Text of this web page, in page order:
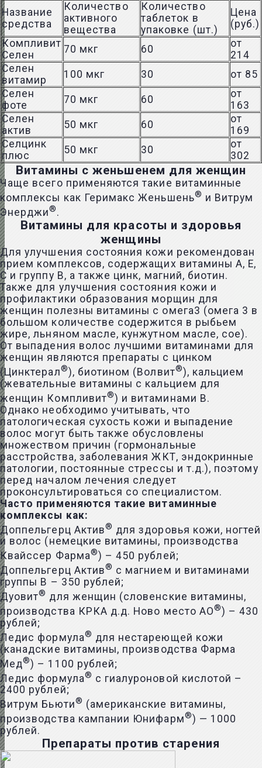
Название
средства
Количество
активного
вещества
Количество
таблеток в
упаковке (шт.)
Цена
(руб.)
Компливит
Селен
70 мкг 60
от
214
Селен
витамир
100 мкг 30
от 85
Селен
фоте
70 мкг 60
от
163
Селен
актив
50 мкг 60
от
169
Селцинк
плюс
50 мкг 30
от
302
Витамины с женьшенем для женщин
Чаще всего применяются такие витаминные
комплексы как Геримакс Женьшень® и Витрум
Энерджи®.
Витамины для красоты и здоровья
женщины
Для улучшения состояния кожи рекомендован
прием комплексов, содержащих витамины А, Е,
С и группу В, а также цинк, магний, биотин.
Также для улучшения состояния кожи и
профилактики образования морщин для
женщин полезны витамины с омега3 (омега 3 в
большом количестве содержится в рыбьем
жире, льняном масле, кунжутном масле, сое).
От выпадения волос лучшими витаминами для
женщин являются препараты с цинком
(Цинктерал®), биотином (Волвит®), кальцием
(жевательные витамины с кальцием для
женщин Компливит®) и витаминами В.
Однако необходимо учитывать, что
патологическая сухость кожи и выпадение
волос могут быть также обусловлены
множеством причин (гормональные
расстройства, заболевания ЖКТ, эндокринные
патологии, постоянные стрессы и т.д.), поэтому
перед началом лечения следует
проконсультироваться со специалистом.
Часто применяются такие витаминные
комплексы как:
Доппельгерц Актив® для здоровья кожи, ногтей
и волос (немецкие витамины, производства
Квайссер Фарма®) – 450 рублей;
Доппельгерц Актив® с магнием и витаминами
группы В – 350 рублей;
Дуовит® для женщин (словенские витамины,
производства КРКА д.д. Ново место АО®) – 430
рублей;
Ледис формула® для нестареющей кожи
(канадские витамины, производства Фарма
Мед®) – 1100 рублей;
Ледис формула® с гиалуроновой кислотой –
2400 рублей;
Витрум Бьюти® (американские витамины,
производства кампании Юнифарм®) — 1000
рублей.
Препараты против старения